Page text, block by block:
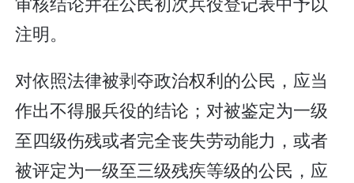
注明。
对依照法律被剥夺政治权利的公民，应当
作出不得服兵役的结论；对被鉴定为一级
至四级伤残或者完全丧失劳动能力，或者
被评定为一级至三级残疾等级的公民，应